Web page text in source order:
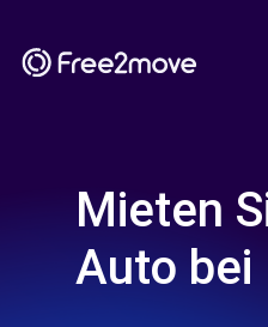
Mieten
Auto bei